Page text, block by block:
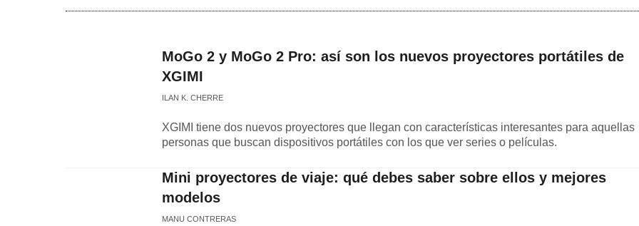
MoGo 2 y MoGo 2 Pro: así son los nuevos proyectores portátiles de
XGIMI
ILAN K. CHERRE
XGIMI tiene dos nuevos proyectores que llegan con características interesantes para aquellas
personas que buscan dispositivos portátiles con los que ver series o películas.
Mini proyectores de viaje: qué debes saber sobre ellos y mejores
modelos
MANU CONTRERAS